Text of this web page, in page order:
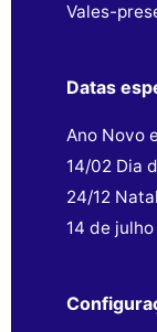
Vales-
Datas
Ano Novo
14/02 Dia
24/12
14 de